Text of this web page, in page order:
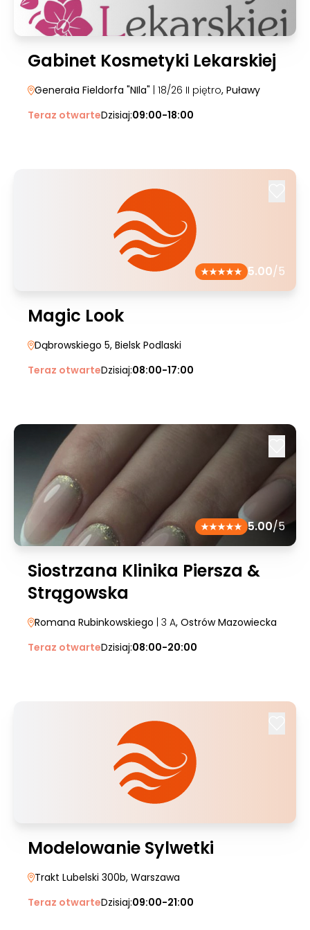
Gabinet Kosmetyki Lekarskiej
Generała Fieldorfa "NIla" | 18/26 II piętro, Puławy
Teraz otwarteDzisiaj:09:00-18:00
5.00/5
Magic Look
Dąbrowskiego 5, Bielsk Podlaski
Teraz otwarteDzisiaj:08:00-17:00
5.00/5
Siostrzana Klinika Piersza &
Strągowska
Romana Rubinkowskiego | 3 A, Ostrów Mazowiecka
Teraz otwarteDzisiaj:08:00-20:00
Modelowanie Sylwetki
Trakt Lubelski 300b, Warszawa
Teraz otwarteDzisiaj:09:00-21:00